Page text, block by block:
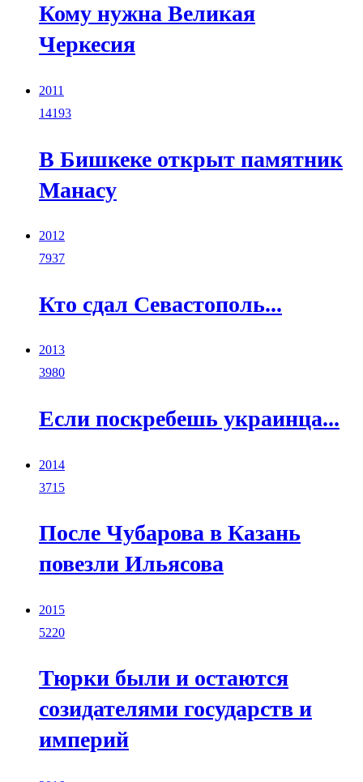
Кому нужна Великая
Черкесия
2011
14193
В Бишкеке открыт памятник
Манасу
2012
7937
Кто сдал Севастополь...
2013
3980
Если поскребешь украинца...
2014
3715
После Чубарова в Казань
повезли Ильясова
2015
5220
Тюрки были и остаются
созидателями государств и
империй